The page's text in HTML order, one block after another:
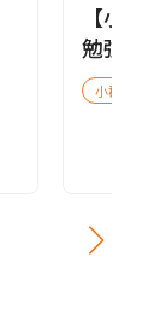
【小郡
勉強法
苦手科
小郡教室